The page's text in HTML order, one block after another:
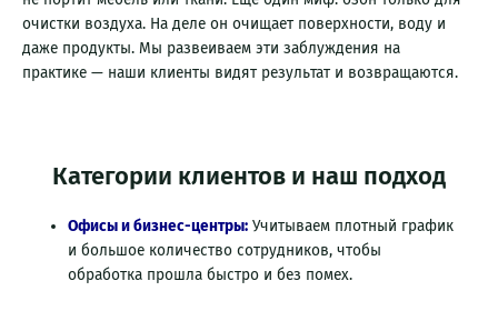
очистки воздуха. На деле он очищает поверхности, воду и
даже продукты. Мы развеиваем эти заблуждения на
практике — наши клиенты видят результат и возвращаются.
Категории клиентов и наш подход
Офисы и бизнес-центры: Учитываем плотный график
и большое количество сотрудников, чтобы
обработка прошла быстро и без помех.